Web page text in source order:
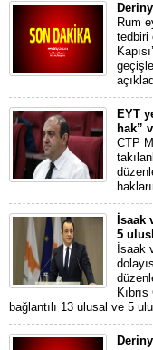
Rum
tedbiri
EYT
hak”
CTP
İsaak
5
İsaak
bağlantılı 13 ulusal ve 5